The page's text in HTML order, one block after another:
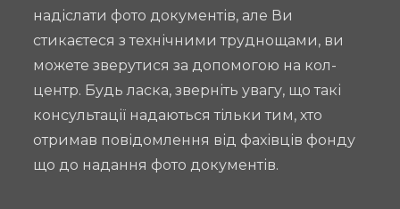
надіслати фото документів, але Ви
стикаєтеся з технічними труднощами, ви
можете зверутися за допомогою на кол-
центр. Будь ласка, зверніть увагу, що такі
консультації надаються тільки тим, хто
отримав повідомлення від фахівців фонду
що до надання фото документів.